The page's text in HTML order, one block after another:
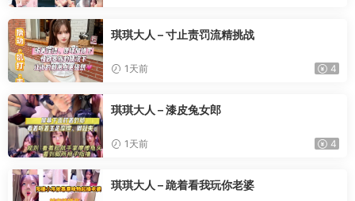
琪琪大人 – 寸止责罚流精挑战
1天前 4
琪琪大人 – 漆皮兔女郎
1天前 4
琪琪大人 – 跪着看我玩你老婆